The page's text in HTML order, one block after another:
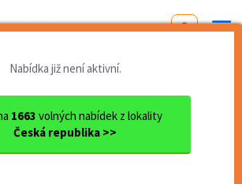
první brigády
Nabídka již není aktivní.
1663 volných nabídek z lokality
Česká republika >>
kraj
okres Pardubice
síla v kuchyni
v kuchyni